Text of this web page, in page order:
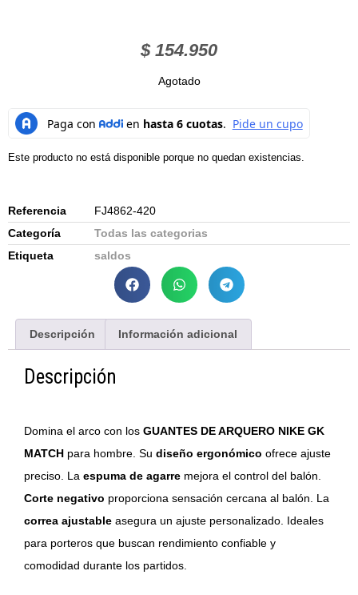
$154.950
Agotado
Este producto no está disponible porque no quedan existencias.
Referencia
FJ4862-420
Categoría
Todas las categorias
Etiqueta
saldos
Descripción Información adicional
Descripción
Domina el arco con los GUANTES DE ARQUERO NIKE GK
MATCH para hombre. Su diseño ergonómico ofrece ajuste
preciso. La espuma de agarre mejora el control del balón.
Corte negativo proporciona sensación cercana al balón. La
correa ajustable asegura un ajuste personalizado. Ideales
para porteros que buscan rendimiento confiable y
comodidad durante los partidos.